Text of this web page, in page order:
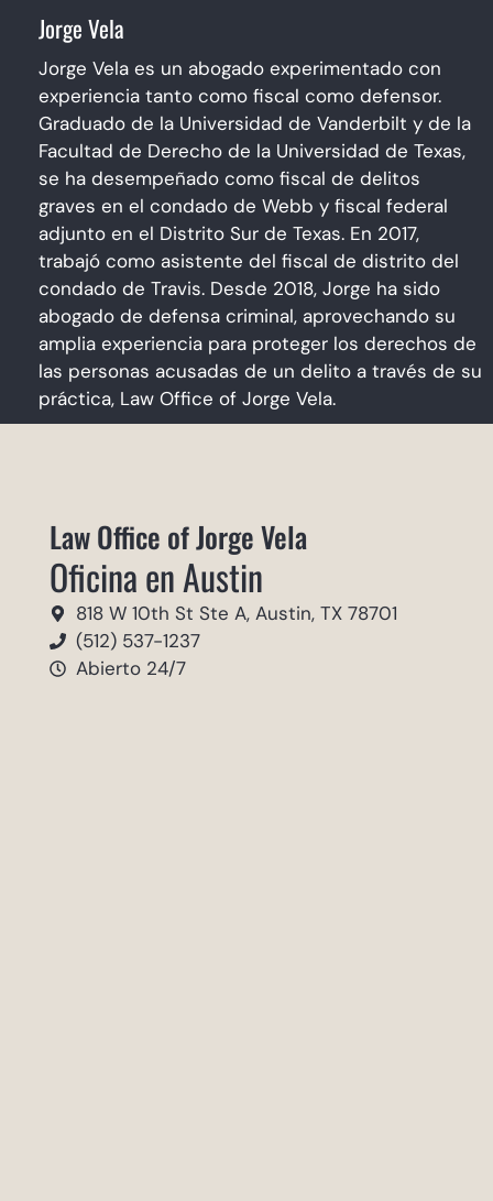
Jorge Vela
Jorge Vela es un abogado experimentado con
experiencia tanto como fiscal como defensor.
Graduado de la Universidad de Vanderbilt y de la
Facultad de Derecho de la Universidad de Texas,
se ha desempeñado como fiscal de delitos
graves en el condado de Webb y fiscal federal
adjunto en el Distrito Sur de Texas. En 2017,
trabajó como asistente del fiscal de distrito del
condado de Travis. Desde 2018, Jorge ha sido
abogado de defensa criminal, aprovechando su
amplia experiencia para proteger los derechos de
las personas acusadas de un delito a través de su
práctica, Law Office of Jorge Vela.
Law Office of Jorge Vela
Oficina en Austin
818 W 10th St Ste A, Austin, TX 78701
(512) 537-1237
Abierto 24/7